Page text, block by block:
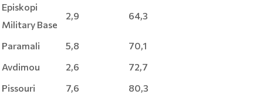
Episkopi
Military Base
2,9 64,3
Paramali 5,8
70,1
Avdimou
2,6
72,7
Pissouri
7,6
80,3